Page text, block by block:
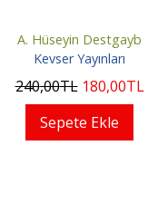
A. Hüseyin Destgayb
Kevser Yayınları
240,00TL 180,00TL
Sepete Ekle